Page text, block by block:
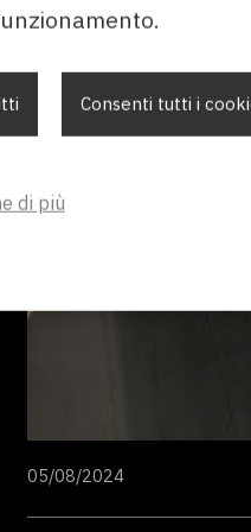
05/08/2024
Consenti tutti i
di più